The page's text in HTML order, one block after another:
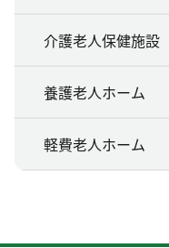
介護老人保健施設
養護老人ホーム
軽費老人ホーム